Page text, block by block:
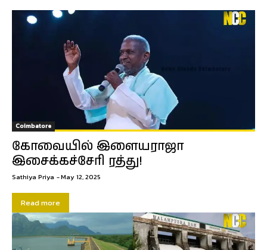
Coimbatore
கோவையில் இளையராஜா
இசைக்கச்சேரி ரத்து!
Sathiya Priya -May 12, 2025
Read more